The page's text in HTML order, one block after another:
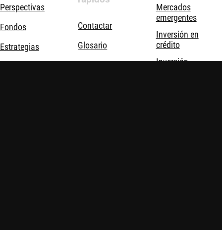
Perspectivas
Fondos
Estrategias
Contactar
Glosario
Mercados
emergentes
Inversión en
crédito
Inversión